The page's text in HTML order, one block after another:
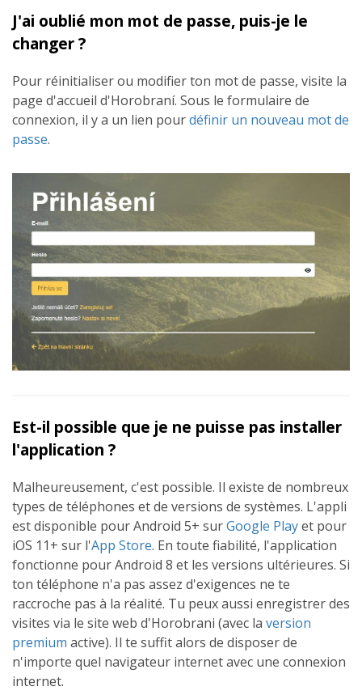
J'ai oublié mon mot de passe, puis-je le
changer ?
Pour réinitialiser ou modifier ton mot de passe, visite la
page d'accueil d'Horobraní. Sous le formulaire de
connexion, il y a un lien pourdéfinir un nouveau mot de
passe.
Est-il possible que je ne puisse pas installer
l'application ?
Malheureusement, c'est possible. Il existe de nombreux
types de téléphones et de versions de systèmes. L'appli
est disponible pour Android 5+ surGoogle Playet pour
iOS 11+ sur l'App Store. En toute fiabilité, l'application
fonctionne pour Android 8 et les versions ultérieures. Si
ton téléphone n'a pas assez d'exigences ne te
raccroche pas à la réalité. Tu peux aussi enregistrer des
visites via le site web d'Horobrani (avec la version
premium active). Il te suffit alors de disposer de
n'importe quel navigateur internet avec une connexion
internet.